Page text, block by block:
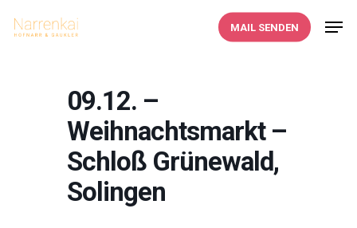
to
MAIL SENDEN
09.12. –
Weihnachtsmarkt –
Schloß Grünewald,
Solingen